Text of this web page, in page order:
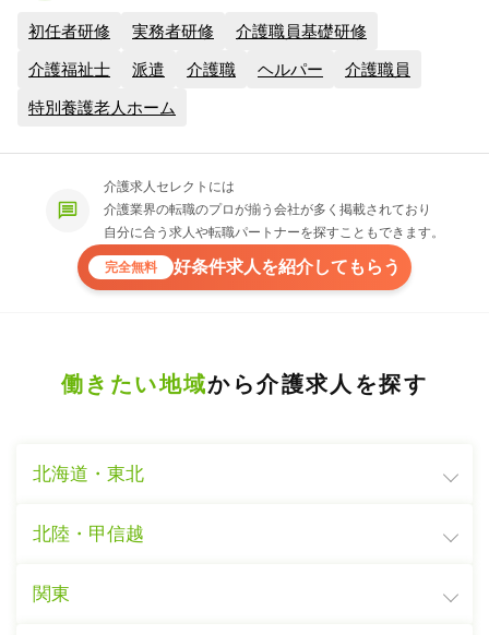
初任者研修 実務者研修 介護職員基礎研修
介護福祉士 派遣 介護職 ヘルパー 介護職員
特別養護老人ホーム
介護求人セレクトには
介護業界の転職のプロが揃う会社が多く掲載されており
自分に合う求人や転職パートナーを探すこともできます。
完全無料 好条件求人を紹介してもらう
働きたい地域から介護求人を探す
北海道・東北
北陸・甲信越
関東